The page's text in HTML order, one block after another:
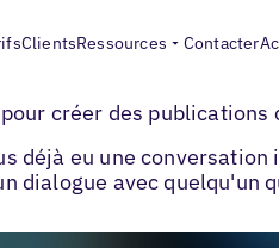
ClientsRessources Contacter
sociaux locaux>
créer des
déjà eu une
dialogue avec quelqu'un